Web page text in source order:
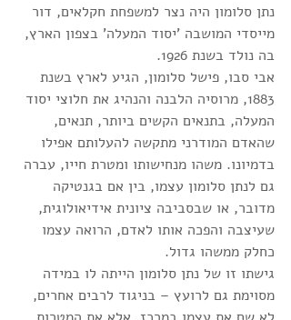
נתן סלומון היה נצר למשפחת חקלאים, דור
מייסדי המושבה 'יסוד המעלה' בצפון הארץ,
בה נולד בשנת 1926.
אבי סבו, פישל סלומון, הגיע לארץ בשנת
1883, מרוסיה הלבנה והנהיג את חלוצי יסוד
המעלה, בתנאים הקשים ביותר, תנאים,
שהאדם המודרני מתקשה להעלותם אפילו
בדמיונו. משהו מנחישותו ומטרת חייו, עברה
גם לנתן סלומון עצמו, בין אם בגנטיקה
מדובר, או שבסביבה ציונית אידיאולוגית,
שעיצבה והפכה אותו לאדם, הרואה עצמו
כחלק ממשהו גדול.
גישתו זו של נתן סלומון הייתה לו במידה
מסוימת גם לרועץ – בניגוד לרבים אחרים,